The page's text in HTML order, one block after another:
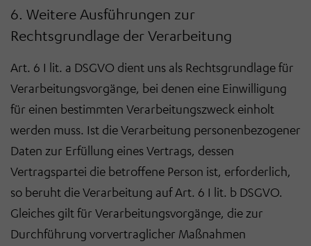
6. Weitere Ausführungen zur
Rechtsgrundlage der Verarbeitung
Art. 6 I lit. a DSGVO dient uns als Rechtsgrundlage für
Verarbeitungsvorgänge, bei denen eine Einwilligung
für einen bestimmten Verarbeitungszweck einholt
werden muss. Ist die Verarbeitung personenbezogener
Daten zur Erfüllung eines Vertrags, dessen
Vertragspartei die betroffene Person ist, erforderlich,
so beruht die Verarbeitung auf Art. 6 I lit. b DSGVO.
Gleiches gilt für Verarbeitungsvorgänge, die zur
Durchführung vorvertraglicher Maßnahmen